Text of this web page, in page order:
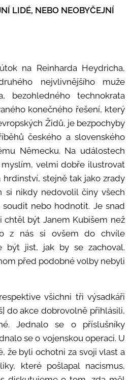
LIDÉ, NEBO NEOBYČEJNÍ
na Reinharda Heydricha,
nejvlivnějšího muže
bezohledného technokrata
konečného řešení, který
Židů, je bezpochyby
českého a slovenského
Německu. Na událostech
velmi dobře ilustrovat
stejně tak jako zrady
si nikdy nedovolil činy všech
nebo hodnotit. Je snad
chtěl být Janem Kubišem než
z nás si ovšem do chvíle
být jist, jak by se zachoval.
před podobné volby nebyli
všichni tři výsadkáři
do akce dobrovolně přihlásili,
Jednalo se o příslušníky
se o vojenskou operaci. U
že byli ochotni za svoji vlast a
které pošlapal nacismus,